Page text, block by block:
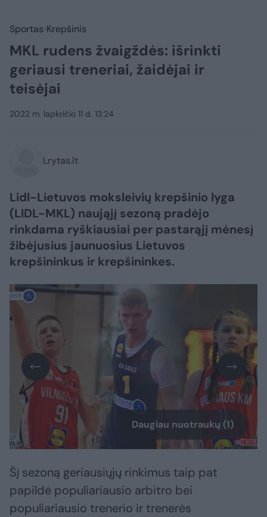
Sportas Krepšinis
MKL rudens žvaigždės: išrinkti
geriausi treneriai, žaidėjai ir
teisėjai
2022 m. lapkričio 11 d. 13:24
Lrytas.lt
Lidl-Lietuvos moksleivių krepšinio lyga
(LIDL-MKL) naująjį sezoną pradėjo
rinkdama ryškiausiai per pastarąjį mėnesį
žibėjusius jaunuosius Lietuvos
krepšininkus ir krepšininkes.
Daugiau nuotraukų (1)
Šį sezoną geriausiųjų rinkimus taip pat
papildė populiariausio arbitro bei
populiariausio trenerio ir trenerės